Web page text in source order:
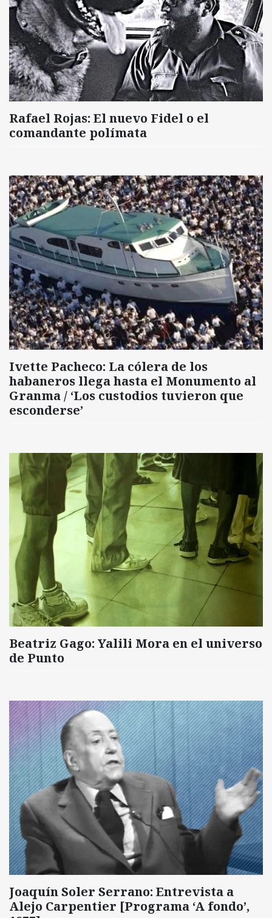
Rafael Rojas: El nuevo Fidel o el
comandante polímata
Ivette Pacheco: La cólera de los
habaneros llega hasta el Monumento al
Granma / ‘Los custodios tuvieron que
esconderse’
Beatriz Gago: Yalili Mora en el universo
de Punto
Joaquín Soler Serrano: Entrevista a
Alejo Carpentier [Programa ‘A fondo’,